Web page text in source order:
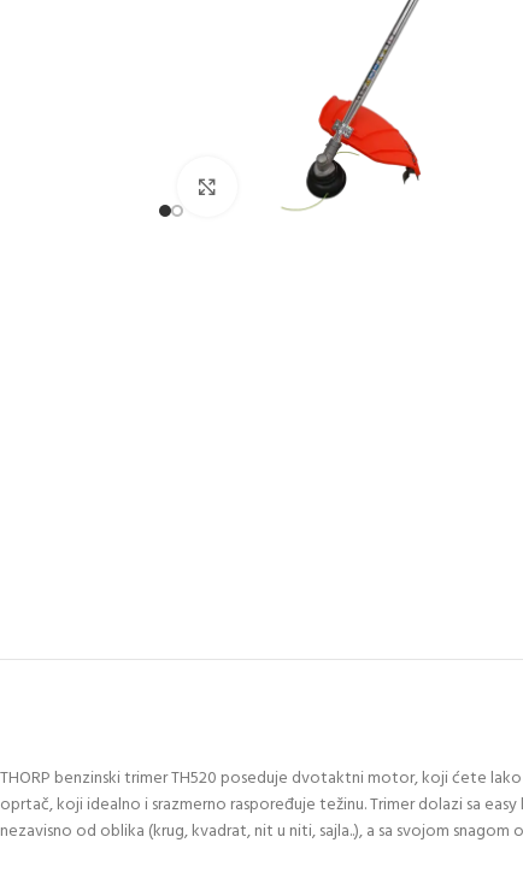
Uveličaj sliku
THORP benzinski trimer TH520 poseduje dvotaktni motor, koji ćete
oprtač, koji idealno i srazmerno raspoređuje težinu. Trimer dolazi sa
nezavisno od oblika (krug, kvadrat, nit u niti, sajla..), a sa svojom